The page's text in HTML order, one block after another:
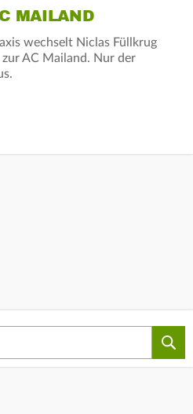
MAILAND
wechselt Niclas Füllkrug
AC Mailand. Nur der